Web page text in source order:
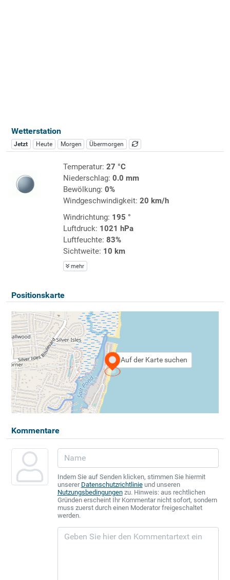
Wetterstation
Jetzt Heute Morgen Übermorgen
Temperatur: 27 °C
Niederschlag: 0.0 mm
Bewölkung: 0%
Windgeschwindigkeit: 20 km/h
Windrichtung: 195 °
Luftdruck: 1021 hPa
Luftfeuchte: 83%
Sichtweite: 10 km
mehr
Positionskarte
Auf der Karte suchen
Kommentare
Indem Sie auf Senden klicken, stimmen Sie hiermit
unserer Datenschutzrichtlinieund unseren
Nutzungsbedingungenzu. Hinweis: aus rechtlichen
Gründen erscheint Ihr Kommentar nicht sofort, sondern
muss zuerst durch einen Moderator freigeschaltet
werden.